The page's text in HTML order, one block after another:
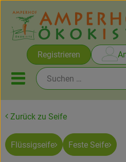
Registrieren
Mobiles Menu
Zurück zu Seife
Flüssigseife Feste Seife